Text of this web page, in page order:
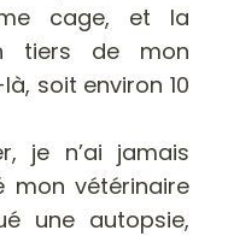
cage, et la
tiers de mon
soit environ 10
je n’ai jamais
mon vétérinaire
une autopsie,